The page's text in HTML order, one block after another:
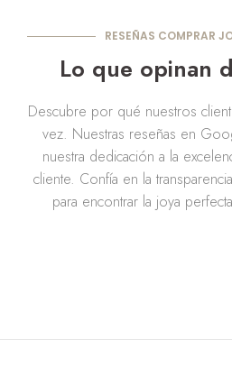
RESEÑAS COMPRAR
Lo que opinan
Descubre por qué nuestros
vez. Nuestras reseñas en
nuestra dedicación a la
cliente. Confía en la
para encontrar la joya